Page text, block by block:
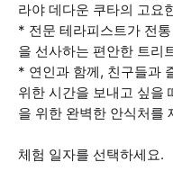
라야 데다운 쿠타의 고요
* 전문 테라피스트가 전
을 선사하는 편안한 트리
* 연인과 함께, 친구들과
위한 시간을 보내고 싶을
을 위한 완벽한 안식처를
체험 일자를 선택하세요.